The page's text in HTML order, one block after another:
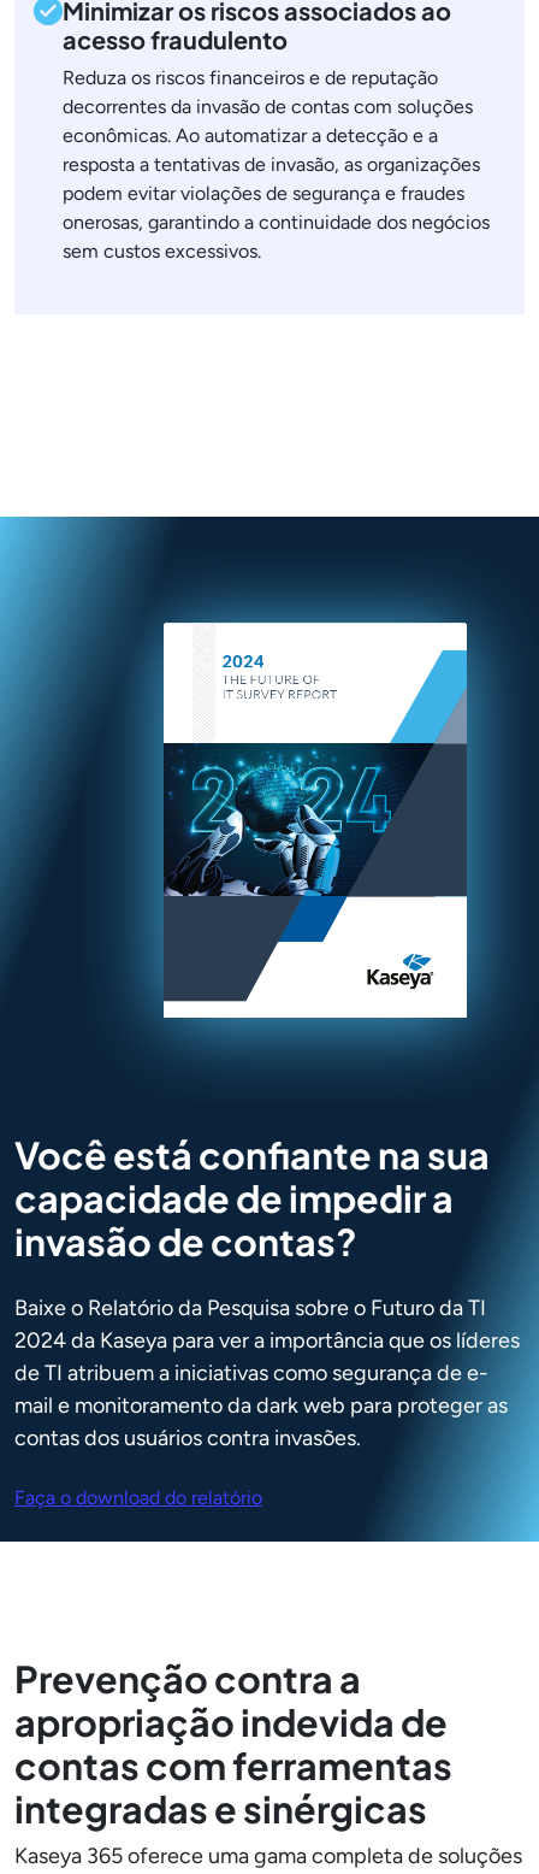
Minimizar os riscos associados ao
acesso fraudulento
Reduza os riscos financeiros e de reputação
decorrentes da invasão de contas com soluções
econômicas. Ao automatizar a detecção e a
resposta a tentativas de invasão, as organizações
podem evitar violações de segurança e fraudes
onerosas, garantindo a continuidade dos negócios
sem custos excessivos.
Você está confiante na sua
capacidade de impedir a
invasão de contas?
Baixe o Relatório da Pesquisa sobre o Futuro da TI
2024 da Kaseya para ver a importância que os líderes
de TI atribuem a iniciativas como segurança de e-
mail e monitoramento da dark web para proteger as
contas dos usuários contra invasões.
Faça o download do relatório
Prevenção contra a
apropriação indevida de
contas com ferramentas
integradas e sinérgicas
Kaseya 365 oferece uma gama completa de soluções